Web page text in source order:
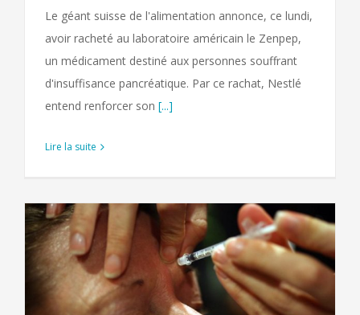
Le géant suisse de l'alimentation annonce, ce lundi,
avoir racheté au laboratoire américain le Zenpep,
un médicament destiné aux personnes souffrant
d'insuffisance pancréatique. Par ce rachat, Nestlé
entend renforcer son [...]
Lire la suite